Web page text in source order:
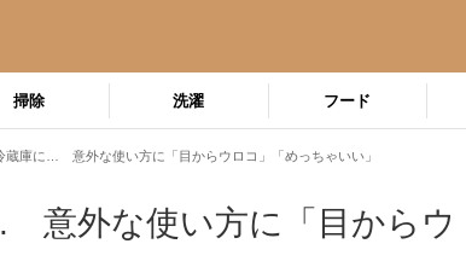
掃除 洗濯 フード
蔵庫に… 意外な使い方に「目からウロコ」「めっちゃいい」
意外な使い方に「目からウ